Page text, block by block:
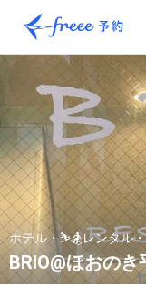
ホテル・⛷🏂レンタル
BRIO@ほおの